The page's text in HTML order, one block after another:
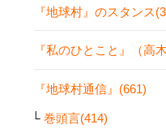
『地球村』のスタンス
『私のひとこと』（高
『地球村通信』(661)
巻頭言(414)